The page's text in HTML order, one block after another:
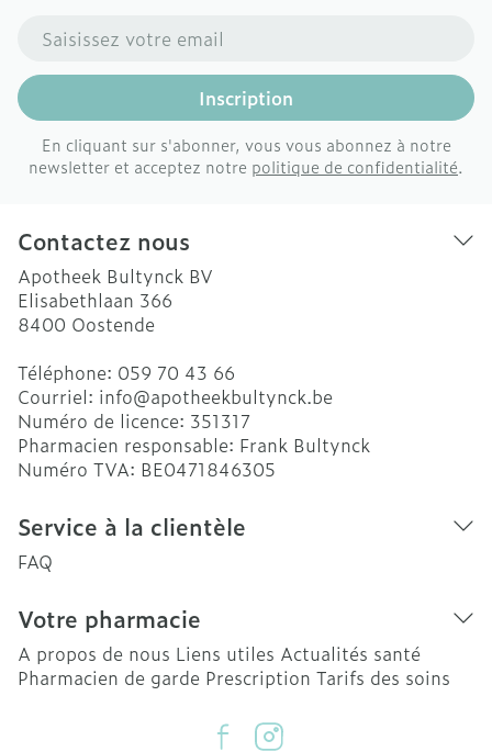
Adresse mail
Inscription
En cliquant sur s'abonner, vous vous abonnez à notre
newsletter et acceptez notre politique de confidentialité.
Contactez nous
Apotheek Bultynck BV
Elisabethlaan 366
8400 Oostende
Téléphone: 059 70 43 66
Courriel: info@apotheekbultynck.be
Numéro de licence: 351317
Pharmacien responsable: Frank Bultynck
Numéro TVA: BE0471846305
Service à la clientèle
FAQ
Votre pharmacie
A propos de nous Liens utiles Actualités santé
Pharmacien de garde Prescription Tarifs des soins